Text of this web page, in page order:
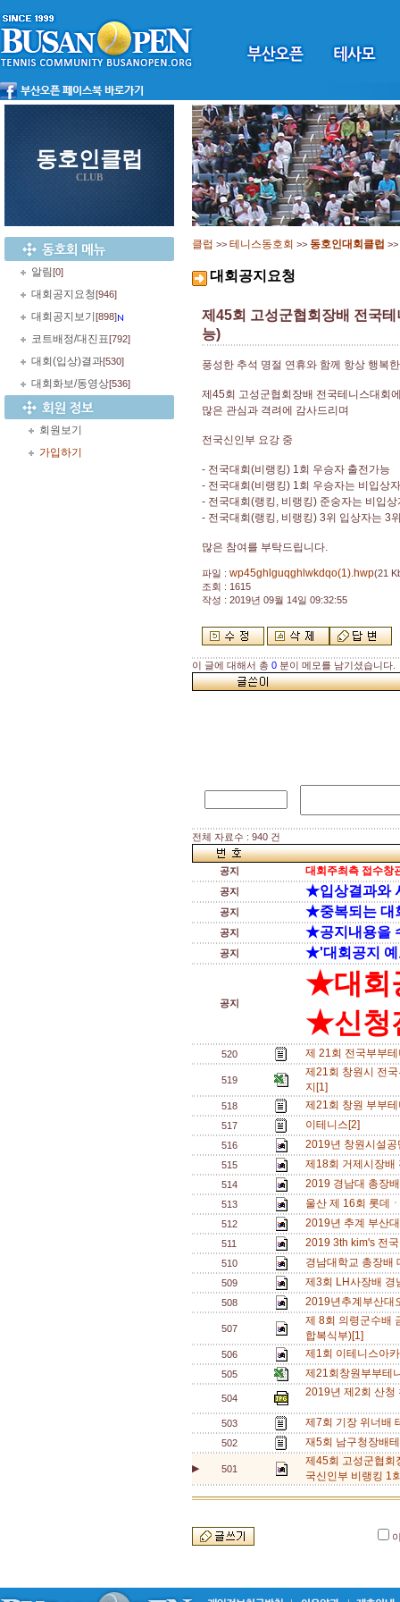
동호인클럽
CLUB
알림[0]
대회공지요청[946]
대회공지보기 [898]
코트배정/대진표[792]
대회(입상)결과[530]
대회화보/동영상[536]
회원보기
가입하기
클럽 >> 테니스동호회 >> 동호인대회클럽 >>
대회공지요청
제45회 고성군협회장배 전국
능)
풍성한 추석 명절 연휴와 함께 항상 행복
제45회 고성군협회장배 전국테니스대회
많은 관심과 격려에 감사드리며
전국신인부 요강 중
- 전국대회(비랭킹) 1회 우승자 출전가능
- 전국대회(비랭킹) 1회 우승자는 비입상
- 전국대회(랭킹, 비랭킹) 준숭자는 비입
- 전국대회(랭킹, 비랭킹) 3위 입상자는 3
많은 참여를 부탁드립니다.
파일 : wp45ghlguqghlwkdqo(1).hwp(21
조회 : 1615
작성 : 2019년 09월 14일 09:32:55
이 글에 대해서 총 0 분이 메모를 남기셨습니다.
전체 자료수 : 940 건
공지 대회주최측 접수창
공지 ★입상결과와
공지 ★중복되는 대
공지 ★공지내용을
공지 ★'대회공지 예
공지
★대회
★신청
520 제 21회 전국부부
519
제21회 창원시 전
지[1]
518 제21회 창원 부부
517 이테니스[2]
516 2019년 창원시설
515 제18회 거제시장
514 2019 경남대 총장
513 울산 제 16회 롯데
512 2019년 추계 부산
511 2019 3th kim's 전
510 경남대학교 총장배
509 제3회 LH사장배
508 2019년추계부산
507
제 8회 의령군수배
합복식부)[1]
506 제1회 이테니스아
505 제21회창원부부테
504 2019년 제2회 산청
503 제7회 기장 위너배
502 재5회 남구청장배
▶ 501
제45회 고성군협회
국신인부 비랭킹 1